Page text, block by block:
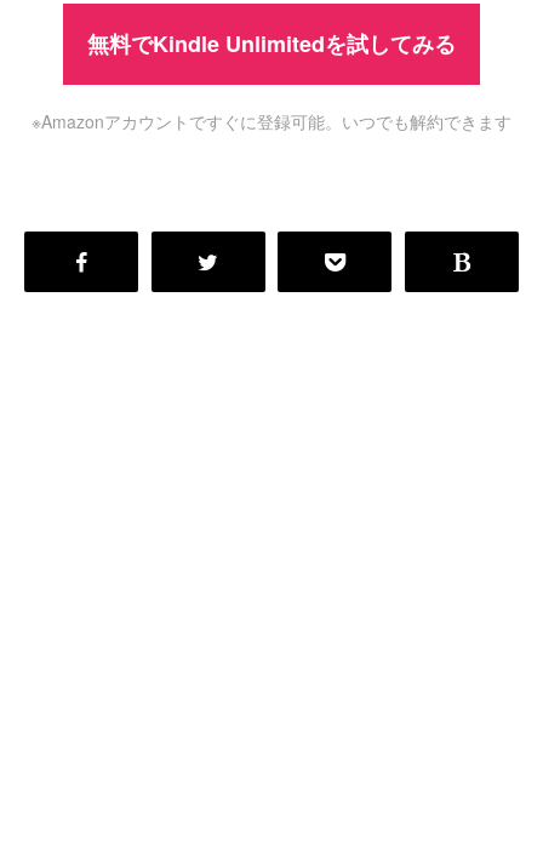
無料でKindle Unlimitedを試してみる
※Amazonアカウントですぐに登録可能。いつでも解約できます